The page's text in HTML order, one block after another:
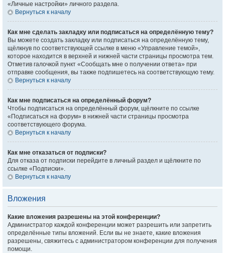
«Личные настройки» личного раздела.
Вернуться к началу
Как мне сделать закладку или подписаться на определённую тему?
Вы можете создать закладку или подписаться на определённую тему,
щёлкнув по соответствующей ссылке в меню «Управление темой»,
которое находится в верхней и нижней части страницы просмотра тем.
Отметив галочкой пункт «Сообщать мне о получении ответа» при
отправке сообщения, вы также подпишетесь на соответствующую тему.
Вернуться к началу
Как мне подписаться на определённый форум?
Чтобы подписаться на определённый форум, щёлкните по ссылке
«Подписаться на форум» в нижней части страницы просмотра
соответствующего форума.
Вернуться к началу
Как мне отказаться от подписки?
Для отказа от подписки перейдите в личный раздел и щёлкните по
ссылке «Подписки».
Вернуться к началу
Вложения
Какие вложения разрешены на этой конференции?
Администратор каждой конференции может разрешить или запретить
определённые типы вложений. Если вы не знаете, какие вложения
разрешены, свяжитесь с администратором конференции для получения
помощи.